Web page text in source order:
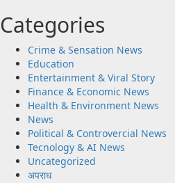
Categories
Crime & Sensation News
Education
Entertainment & Viral Story
Finance & Economic News
Health & Environment News
News
Political & Controvercial News
Tecnology & AI News
Uncategorized
अपराध